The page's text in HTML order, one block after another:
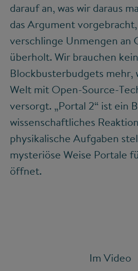
darauf an, was wir daraus
das Argument
verschlinge Unmengen an
überholt. Wir brauchen
Blockbusterbudgets mehr,
Welt mit Open-Source-
versorgt. „Portal 2“ ist ein
wissenschaftliches
physikalische Aufgaben
mysteriöse Weise Portale
öffnet.
Im Video